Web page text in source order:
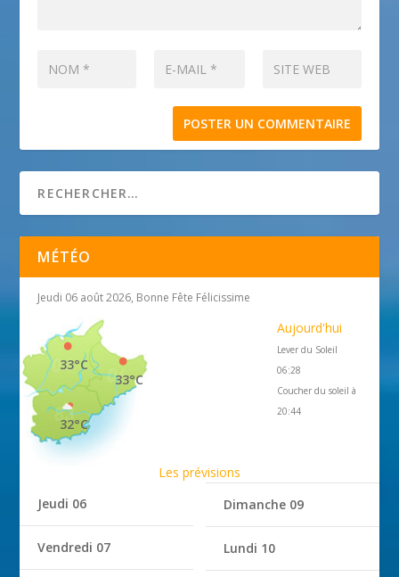
MÉTÉO
Jeudi 06 août 2026, Bonne Fête Félicissime
33°C
33°C
32°C
Aujourd'hui
Lever du Soleil
06:28
Coucher du soleil à
20:44
Les prévisions
Jeudi 06
Vendredi 07
Dimanche 09
Lundi 10